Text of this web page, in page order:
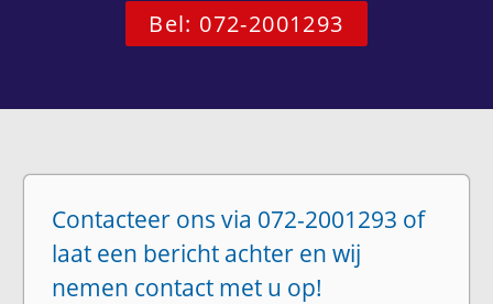
Bel: 072-2001293
Contacteer ons via 072-2001293 of
laat een bericht achter en wij
nemen contact met u op!